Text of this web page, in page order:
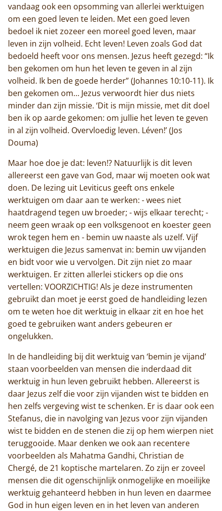
Home
vandaag ook een opsomming van allerlei werktuigen
om een goed leven te leiden. Met een goed leven
bedoel ik niet zozeer een moreel goed leven, maar
leven in zijn volheid. Echt leven! Leven zoals God dat
bedoeld heeft voor ons mensen. Jezus heeft gezegd: “Ik
ben gekomen om hun het leven te geven in al zijn
volheid. Ik ben de goede herder” (Johannes 10:10-11). Ik
ben gekomen om… Jezus verwoordt hier dus niets
minder dan zijn missie. ‘Dit is mijn missie, met dit doel
ben ik op aarde gekomen: om jullie het leven te geven
in al zijn volheid. Overvloedig leven. Léven!’ (Jos
Douma)
Maar hoe doe je dat: leven!? Natuurlijk is dit leven
allereerst een gave van God, maar wij moeten ook wat
doen. De lezing uit Leviticus geeft ons enkele
werktuigen om daar aan te werken: - wees niet
haatdragend tegen uw broeder; - wijs elkaar terecht; -
neem geen wraak op een volksgenoot en koester geen
wrok tegen hem en - bemin uw naaste als uzelf. Vijf
werktuigen die Jezus samenvat in: bemin uw vijanden
en bidt voor wie u vervolgen. Dit zijn niet zo maar
werktuigen. Er zitten allerlei stickers op die ons
vertellen: VOORZICHTIG! Als je deze instrumenten
gebruikt dan moet je eerst goed de handleiding lezen
om te weten hoe dit werktuig in elkaar zit en hoe het
goed te gebruiken want anders gebeuren er
ongelukken.
In de handleiding bij dit werktuig van ‘bemin je vijand’
staan voorbeelden van mensen die inderdaad dit
werktuig in hun leven gebruikt hebben. Allereerst is
daar Jezus zelf die voor zijn vijanden wist te bidden en
hen zelfs vergeving wist te schenken. Er is daar ook een
Stefanus, die in navolging van Jezus voor zijn vijanden
wist te bidden en de stenen die zij op hem wierpen niet
teruggooide. Maar denken we ook aan recentere
voorbeelden als Mahatma Gandhi, Christian de
Chergé, de 21 koptische martelaren. Zo zijn er zoveel
mensen die dit ogenschijnlijk onmogelijke en moeilijke
werktuig gehanteerd hebben in hun leven en daarmee
God in hun eigen leven en in het leven van anderen